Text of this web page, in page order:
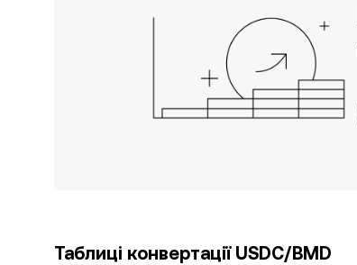
Таблиці конвертації USDC/BMD